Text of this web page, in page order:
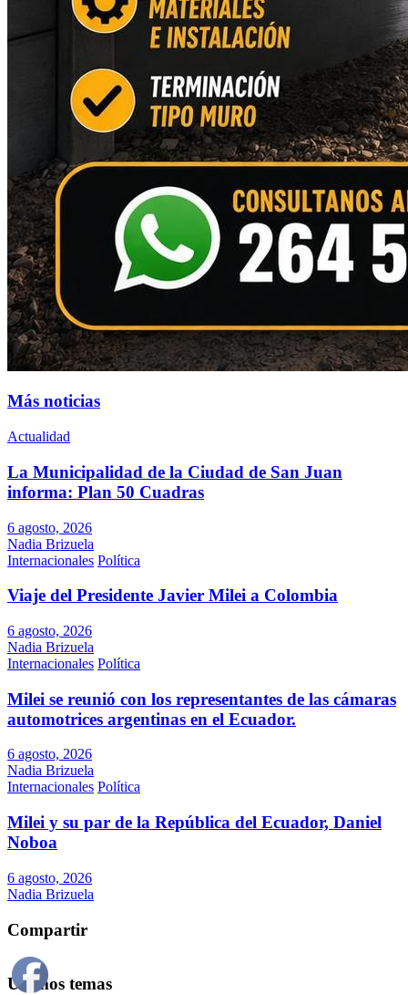
Más noticias
Actualidad
La Municipalidad de la Ciudad de San Juan
informa: Plan 50 Cuadras
6 agosto, 2026
Nadia Brizuela
Internacionales Política
Viaje del Presidente Javier Milei a Colombia
6 agosto, 2026
Nadia Brizuela
Internacionales Política
Milei se reunió con los representantes de las cámaras
automotrices argentinas en el Ecuador.
6 agosto, 2026
Nadia Brizuela
Internacionales Política
Milei y su par de la República del Ecuador, Daniel
Noboa
6 agosto, 2026
Nadia Brizuela
Compartir
Últimos temas